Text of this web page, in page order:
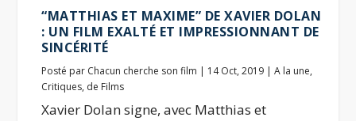
“MATTHIAS ET MAXIME” DE XAVIER DOLAN
: UN FILM EXALTÉ ET IMPRESSIONNANT DE
SINCÉRITÉ
Posté par Chacun cherche son film | 14 Oct, 2019 |A la une,
Critiques, de Films
Xavier Dolan signe, avec Matthias et